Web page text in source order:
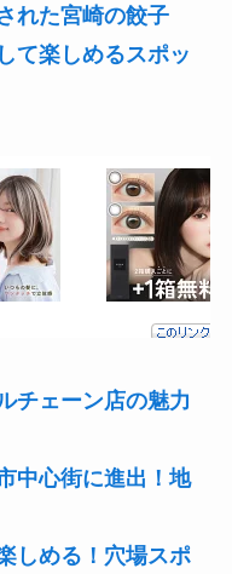
れた宮崎の餃子
て楽しめるスポッ
チェーン店の魅力
中心街に進出！地
しめる！穴場スポ